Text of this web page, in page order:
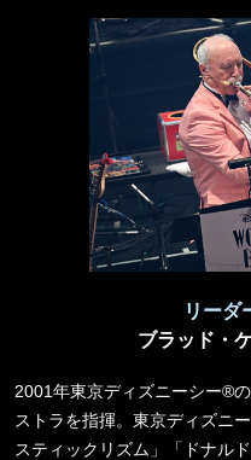
リーダ
ブラッド・
2001年東京ディズニーシー®
ストラを指揮。東京ディズニ
スティックリズム」「ドナル